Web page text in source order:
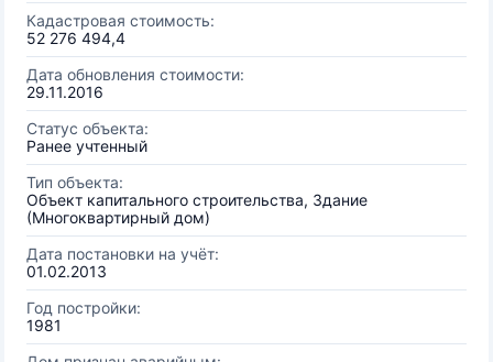
Кадастровая стоимость:
52 276 494,4
Дата обновления стоимости:
29.11.2016
Статус объекта:
Ранее учтенный
Тип объекта:
Объект капитального строительства, Здание
(Многоквартирный дом)
Дата постановки на учёт:
01.02.2013
Год постройки:
1981